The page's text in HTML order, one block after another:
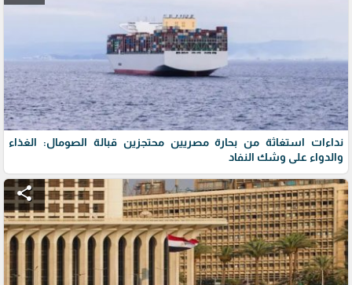
نداءات استغاثة من بحارة مصريين محتجزين قبالة الصومال: الغذاء
والدواء على وشك النفاد
share